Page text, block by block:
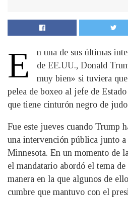
E
n una de sus últimas
de EE.UU., Donald
muy bien» si tuviera
pelea de boxeo al jefe de
que tiene cinturón negro de
Fue este jueves cuando Trump
una intervención pública junto a
Minnesota. En un momento de
el mandatario abordó el tema
manera en la que algunos de
cumbre que mantuvo con el